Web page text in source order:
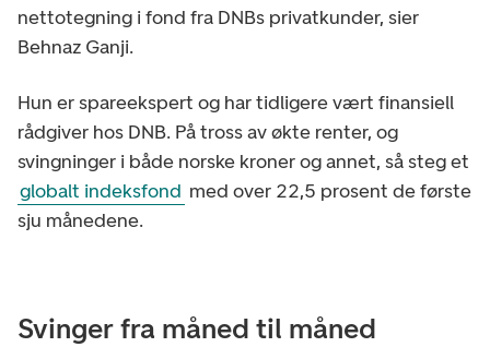
nettotegning i fond fra DNBs privatkunder, sier
Behnaz Ganji.
Hun er spareekspert og har tidligere vært finansiell
rådgiver hos DNB. På tross av økte renter, og
svingninger i både norske kroner og annet, så steg et
globalt indeksfond med over 22,5 prosent de første
sju månedene.
Svinger fra måned til måned